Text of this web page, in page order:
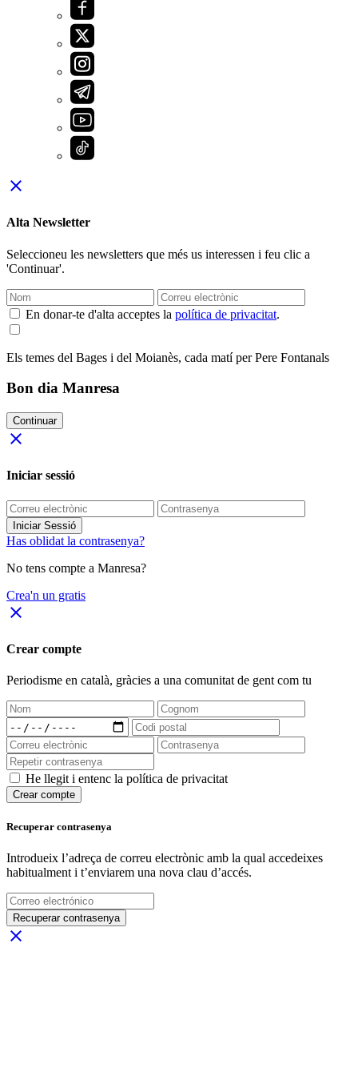
close
Alta Newsletter
Seleccioneu les newsletters que més us interessen i feu clic a
'Continuar'.
En donar-te d'alta acceptes la política de privacitat.
Els temes del Bages i del Moianès, cada matí per Pere Fontanals
Bon dia Manresa
Continuar
close
Iniciar sessió
Iniciar Sessió
Has oblidat la contrasenya?
No tens compte a Manresa?
Crea'n un gratis
close
Crear compte
Periodisme en català, gràcies a una comunitat de gent com tu
He llegit i entenc la política de privacitat
Crear compte
Recuperar contrasenya
Introdueix l’adreça de correu electrònic amb la qual accedeixes
habitualment i t’enviarem una nova clau d’accés.
Recuperar contrasenya
close